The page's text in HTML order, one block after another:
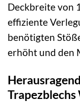
Deckbreite von
effiziente
benötigten
erhöht und den
Trapezblechs